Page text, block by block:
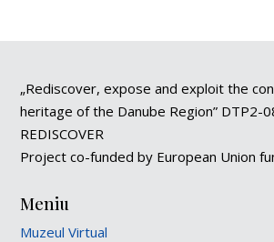
„Rediscover, expose and exploit the
heritage of the Danube Region” DTP2-
REDISCOVER
Project co-funded by European Union
Meniu
Muzeul Virtual